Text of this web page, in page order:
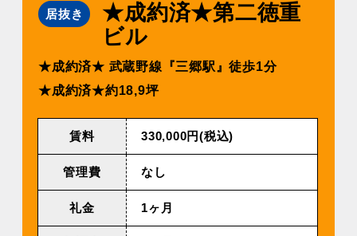
居抜き
★成約済★第二徳重
ビル
★成約済★ 武蔵野線『三郷駅』徒歩1分
★成約済★約18,9坪
賃料 330,000円(税込)
管理費 なし
礼金 1ヶ月